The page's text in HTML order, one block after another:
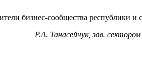
бизнес-сообщества республики
Р.А. Танасейчук, зав.